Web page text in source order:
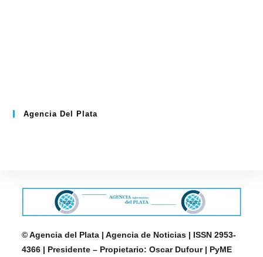
Agencia Del Plata
© Agencia del Plata | Agencia de Noticias | ISSN 2953-
4366 | Presidente – Propietario: Oscar Dufour | PyME